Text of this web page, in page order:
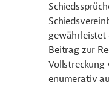
gewährleistet
Beitrag zur
Vollstreckung
enumerativ